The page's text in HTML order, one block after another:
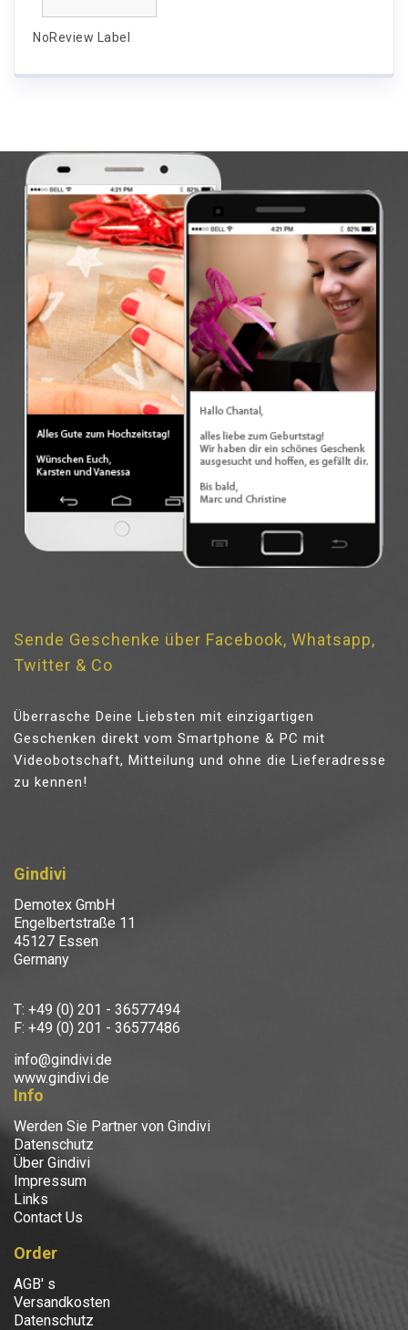
NoReview Label
Sende Geschenke über Facebook, Whatsapp,
Twitter & Co
Überrasche Deine Liebsten mit einzigartigen
Geschenken direkt vom Smartphone & PC mit
Videobotschaft, Mitteilung und ohne die Lieferadresse
zu kennen!
Gindivi
Demotex GmbH
Engelbertstraße 11
45127 Essen
Germany
T: +49 (0) 201 - 36577494
F: +49 (0) 201 - 36577486
info@gindivi.de
www.gindivi.de
Info
Werden Sie Partner von Gindivi
Datenschutz
Über Gindivi
Impressum
Links
Contact Us
Order
AGB' s
Versandkosten
Datenschutz